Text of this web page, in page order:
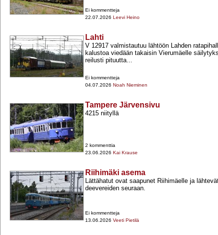
Ei kommentteja
22.07.2026 Leevi Heino
Lahti
V 12917 valmistautuu lähtöön Lahden
kalustoa viedään takaisin Vierumäelle
reilusti pituutta...
Ei kommentteja
04.07.2026 Noah Nieminen
Tampere Järvensivu
4215 niityllä
2 kommenttia
23.06.2026 Kai Krause
Riihimäki asema
Lättähatut ovat saapunet Riihimäelle ja
deevereiden seuraan.
Ei kommentteja
13.06.2026 Veeti Pietilä